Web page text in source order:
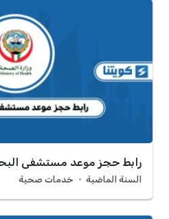
رابط حجز موعد مستشفى
السنة الماضية خدمات صحية